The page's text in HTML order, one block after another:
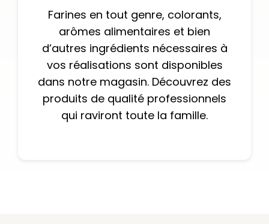
Farines en tout genre, colorants,
arômes alimentaires et bien
d’autres ingrédients nécessaires à
vos réalisations sont disponibles
dans notre magasin. Découvrez des
produits de qualité professionnels
qui raviront toute la famille.